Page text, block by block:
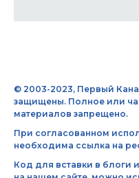
© 2003-2023, Первый
защищены. Полное или
материалов запрещено.
При согласованном
необходима ссылка на
Код для вставки в блоги